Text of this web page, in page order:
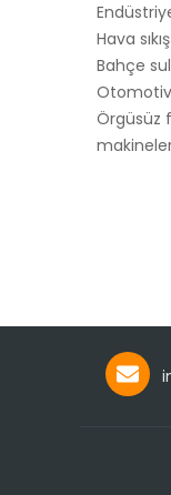
Hava
Bahçe
Örgüsüz